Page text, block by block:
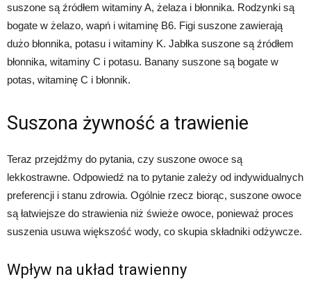
suszone są źródłem witaminy A, żelaza i błonnika. Rodzynki są
bogate w żelazo, wapń i witaminę B6. Figi suszone zawierają
dużo błonnika, potasu i witaminy K. Jabłka suszone są źródłem
błonnika, witaminy C i potasu. Banany suszone są bogate w
potas, witaminę C i błonnik.
Suszona żywność a trawienie
Teraz przejdźmy do pytania, czy suszone owoce są
lekkostrawne. Odpowiedź na to pytanie zależy od indywidualnych
preferencji i stanu zdrowia. Ogólnie rzecz biorąc, suszone owoce
są łatwiejsze do strawienia niż świeże owoce, ponieważ proces
suszenia usuwa większość wody, co skupia składniki odżywcze.
Wpływ na układ trawienny